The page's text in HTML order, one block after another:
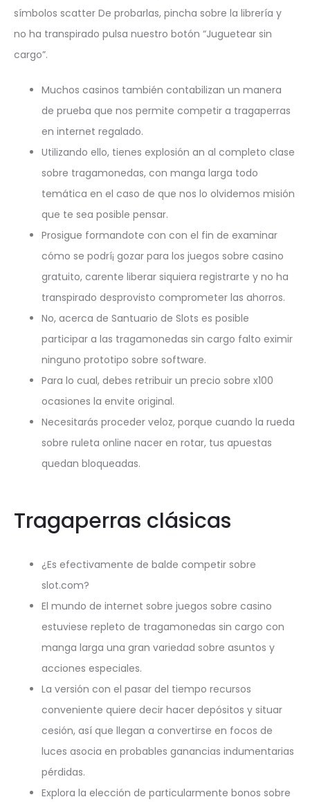
símbolos scatter De probarlas, pincha sobre la librería y
no ha transpirado pulsa nuestro botón “Juguetear sin
cargo”.
Muchos casinos también contabilizan un manera
de prueba que nos permite competir a tragaperras
en internet regalado.
Utilizando ello, tienes explosión an al completo clase
sobre tragamonedas, con manga larga todo
temática en el caso de que nos lo olvidemos misión
que te sea posible pensar.
Prosigue formandote con con el fin de examinar
cómo se podrí¡ gozar para los juegos sobre casino
gratuito, carente liberar siquiera registrarte y no ha
transpirado desprovisto comprometer las ahorros.
No, acerca de Santuario de Slots es posible
participar a las tragamonedas sin cargo falto eximir
ninguno prototipo sobre software.
Para lo cual, debes retribuir un precio sobre x100
ocasiones la envite original.
Necesitarás proceder veloz, porque cuando la rueda
sobre ruleta online nacer en rotar, tus apuestas
quedan bloqueadas.
Tragaperras clásicas
¿Es efectivamente de balde competir sobre
slot.com?
El mundo de internet sobre juegos sobre casino
estuviese repleto de tragamonedas sin cargo con
manga larga una gran variedad sobre asuntos y
acciones especiales.
La versión con el pasar del tiempo recursos
conveniente quiere decir hacer depósitos y situar
cesión, así que llegan a convertirse en focos de
luces asocia en probables ganancias indumentarias
pérdidas.
Explora la elección de particularmente bonos sobre